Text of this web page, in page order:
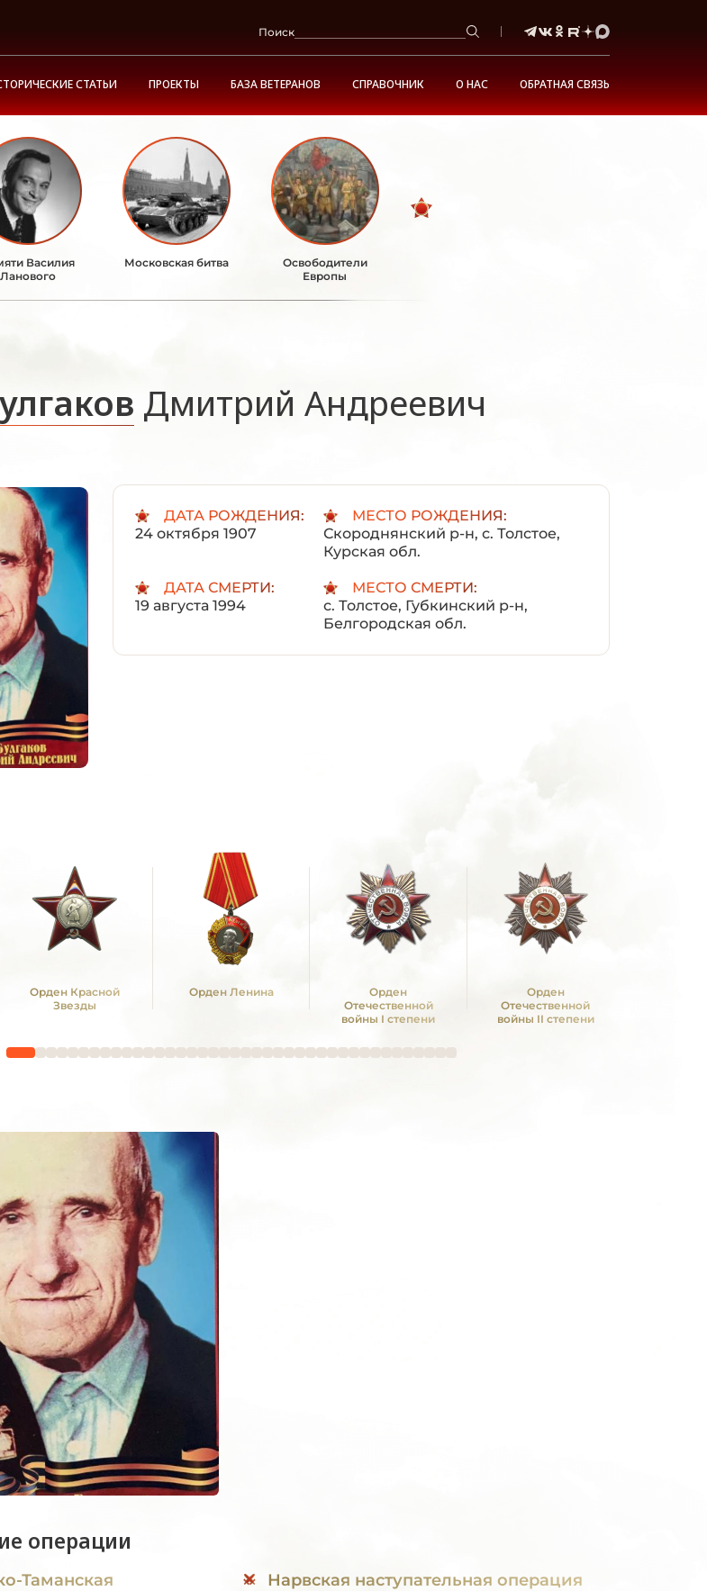
Поиск
СТАТЬИ ПРОЕКТЫ БАЗА ВЕТЕРАНОВ СПРАВОЧНИК О НАС ОБРАТНАЯ СВЯЗЬ
Василия
Ланового
Московская битва
Освободители
Европы
Дмитрий Андреевич
ДАТА РОЖДЕНИЯ:
24 октября 1907
МЕСТО РОЖДЕНИЯ:
Скороднянский р-н, с. Толстое,
Курская обл.
ДАТА СМЕРТИ:
19 августа 1994
МЕСТО СМЕРТИ:
с. Толстое, Губкинский р-н,
Белгородская обл.
Орден Красной
Звезды
Орден Ленина
Орден
Отечественной
войны I степени
Орден
Отечественной
войны II степени
операции
Таманская
Нарвская наступательная операция